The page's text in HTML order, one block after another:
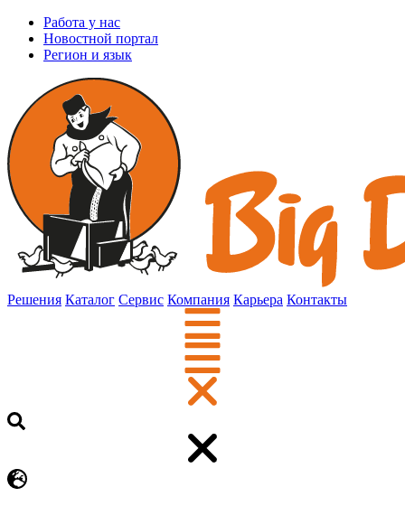
Работа у нас
Новостной портал
Регион и язык
Решения Каталог Сервис Компания Карьера Контакты